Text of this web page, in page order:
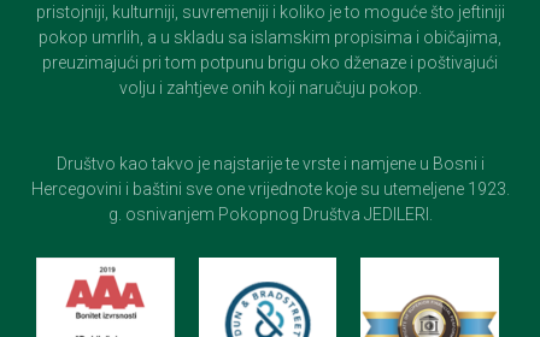
pristojniji, kulturniji, suvremeniji i koliko je to moguće što jeftiniji
pokop umrlih, a u skladu sa islamskim propisima i običajima,
preuzimajući pri tom potpunu brigu oko dženaze i poštivajući
volju i zahtjeve onih koji naručuju pokop.
Društvo kao takvo je najstarije te vrste i namjene u Bosni i
Hercegovini i baštini sve one vrijednote koje su utemeljene 1923.
g. osnivanjem Pokopnog Društva JEDILERI.